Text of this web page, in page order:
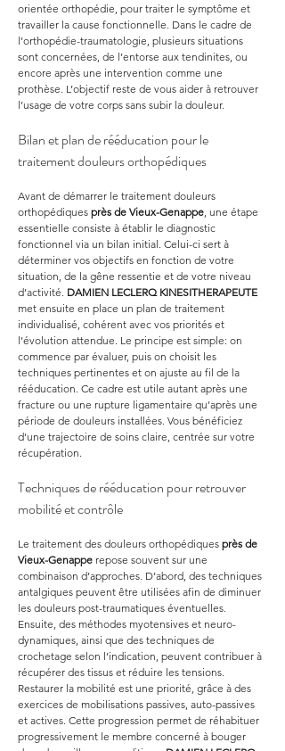
orientée orthopédie, pour traiter le symptôme et
travailler la cause fonctionnelle. Dans le cadre de
l’orthopédie-traumatologie, plusieurs situations
sont concernées, de l’entorse aux tendinites, ou
encore après une intervention comme une
prothèse. L’objectif reste de vous aider à retrouver
l’usage de votre corps sans subir la douleur.
Bilan et plan de rééducation pour le
traitement douleurs orthopédiques
Avant de démarrer le traitement douleurs
orthopédiques près de Vieux-Genappe, une étape
essentielle consiste à établir le diagnostic
fonctionnel via un bilan initial. Celui-ci sert à
déterminer vos objectifs en fonction de votre
situation, de la gêne ressentie et de votre niveau
d’activité. DAMIEN LECLERQ KINESITHERAPEUTE
met ensuite en place un plan de traitement
individualisé, cohérent avec vos priorités et
l’évolution attendue. Le principe est simple: on
commence par évaluer, puis on choisit les
techniques pertinentes et on ajuste au fil de la
rééducation. Ce cadre est utile autant après une
fracture ou une rupture ligamentaire qu’après une
période de douleurs installées. Vous bénéficiez
d’une trajectoire de soins claire, centrée sur votre
récupération.
Techniques de rééducation pour retrouver
mobilité et contrôle
Le traitement des douleurs orthopédiques près de
Vieux-Genappe repose souvent sur une
combinaison d’approches. D’abord, des techniques
antalgiques peuvent être utilisées afin de diminuer
les douleurs post-traumatiques éventuelles.
Ensuite, des méthodes myotensives et neuro-
dynamiques, ainsi que des techniques de
crochetage selon l’indication, peuvent contribuer à
récupérer des tissus et réduire les tensions.
Restaurer la mobilité est une priorité, grâce à des
exercices de mobilisations passives, auto-passives
et actives. Cette progression permet de réhabituer
progressivement le membre concerné à bouger